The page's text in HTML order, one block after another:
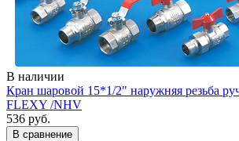
В наличии
Кран шаровой 15*1/2" наружняя резьба
FLEXY /NHV
536 руб.
В сравнение